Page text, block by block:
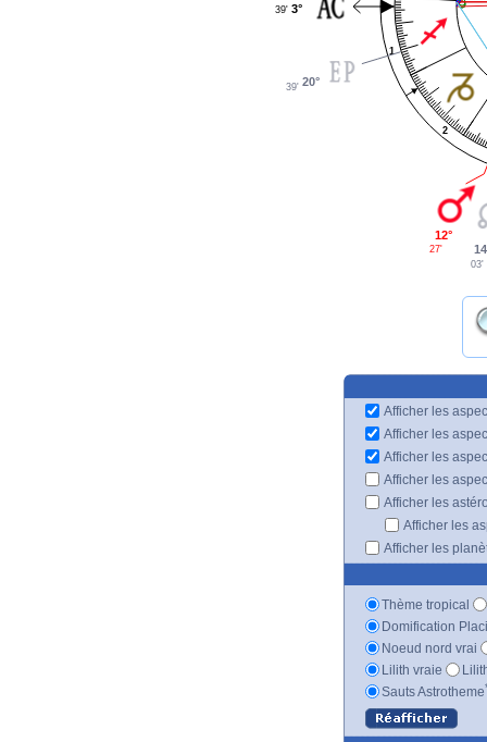
1
2
3°
39'
20°
39'
12°
27'
03'
Afficher les
Afficher les
Afficher les
Afficher les
Afficher les
Afficher les
Afficher les
Thème tropical
Domification
Noeud nord vrai
Lilith vraie
Sauts Astrotheme